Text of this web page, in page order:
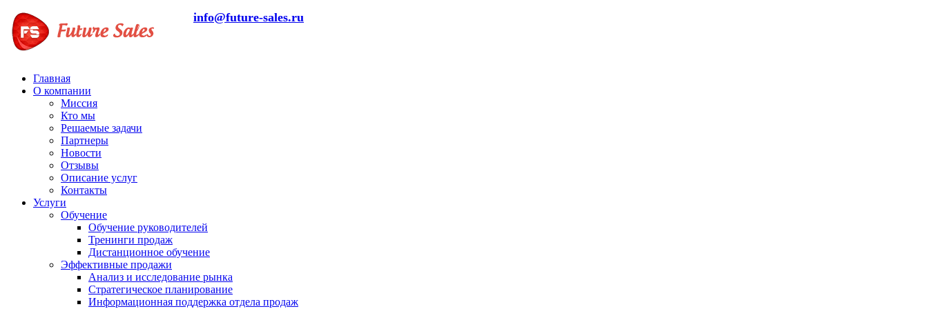
info@future-sales.ru
Главная
О компании
Миссия
Кто мы
Решаемые задачи
Партнеры
Новости
Отзывы
Описание услуг
Контакты
Услуги
Обучение
Обучение руководителей
Тренинги продаж
Дистанционное обучение
Эффективные продажи
Анализ и исследование рынка
Стратегическое планирование
Информационная поддержка отдела продаж